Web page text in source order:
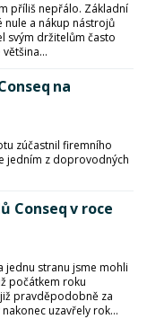
příliš nepřálo. Základní
nule a nákup nástrojů
svým držitelům často
na
zúčastnil firemního
jedním z doprovodných
Conseq v roce
jednu stranu jsme mohli
počátkem roku
pravděpodobně za
uzavřely rok...